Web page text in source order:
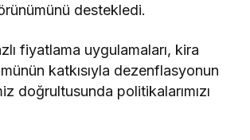
destekledi.
fiyatlama uygulamaları, kira
katkısıyla dezenflasyonun
doğrultusunda politikalarımızı